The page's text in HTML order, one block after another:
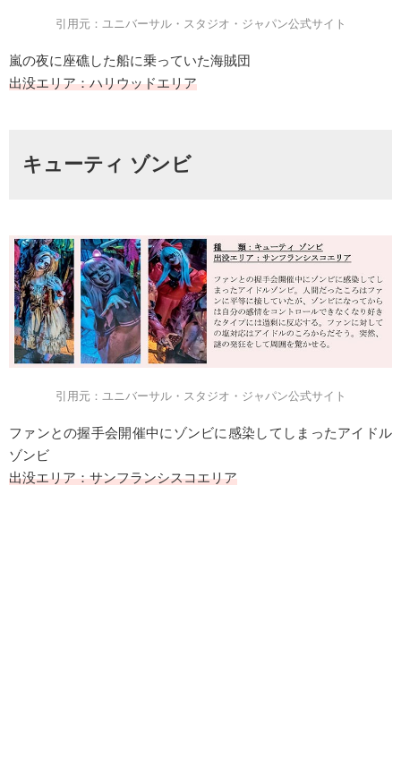
引用元：ユニバーサル・スタジオ・ジャパン公式サイト
嵐の夜に座礁した船に乗っていた海賊団
出没エリア：ハリウッドエリア
キューティ ゾンビ
引用元：ユニバーサル・スタジオ・ジャパン公式サイト
ファンとの握手会開催中にゾンビに感染してしまったアイドル
ゾンビ
出没エリア：サンフランシスコエリア